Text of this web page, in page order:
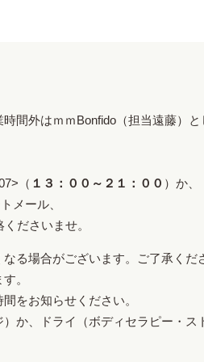
間外はｍｍBonfido（担当遠藤）と
（ １３：００～２１：００ ）か、
メール、
ださいませ。
る場合がございます。ご了承くだ
。
をお知らせください。
か、ドライ（ボディセラピー・ス